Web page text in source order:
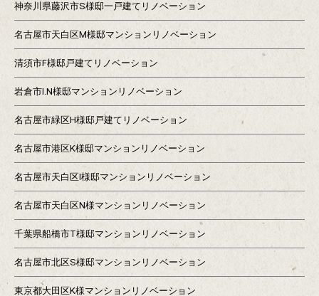
神奈川県藤沢市S様邸一戸建てリノベーション
名古屋市天白区M様邸マンションリノベーション
清須市F様邸戸建てリノベーション
岩倉市I.N様邸マンションリノベーション
名古屋市緑区H様邸戸建てリノベーション
名古屋市港区K様邸マンションリノベーション
名古屋市天白区I様邸マンションリノベーション
名古屋市天白区N様マンションリノベーション
千葉県船橋市T様邸マンションリノベーション
名古屋市北区S様邸マンションリノベーション
東京都大田区K様マンションリノベーション